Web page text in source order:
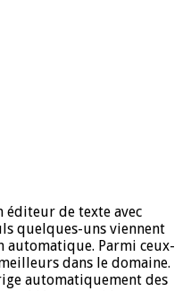
éditeur de texte avec
quelques-uns viennent
automatique. Parmi ceux-
dans le domaine.
automatiquement des